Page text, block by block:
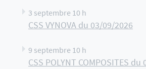
3 septembre 10 h
CSS VYNOVA du 03/09/2026
9 septembre 10 h
CSS POLYNT COMPOSITES